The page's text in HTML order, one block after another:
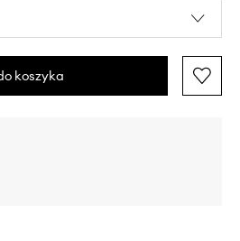
koszyka